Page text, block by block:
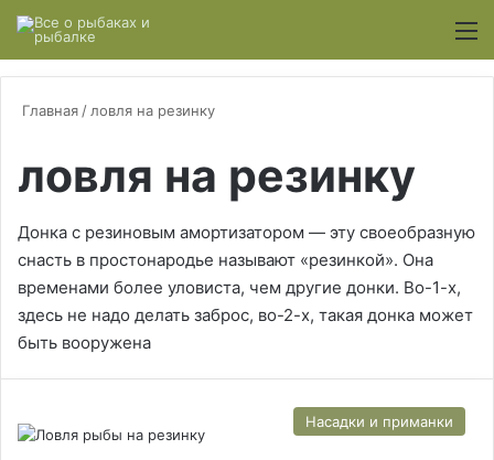
Главная / ловля на резинку
ловля на резинку
Донка с резиновым амортизатором — эту своеобразную
снасть в простонародье называют «резинкой». Она
временами более уловиста, чем другие донки. Во-1-х,
здесь не надо делать заброс, во-2-х, такая донка может
быть вооружена
Насадки и приманки